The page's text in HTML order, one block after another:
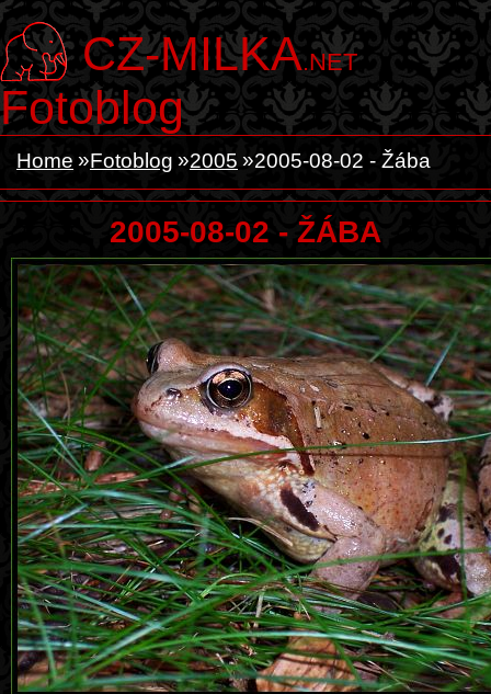
CZ-MILKA.NET
Fotoblog
Home Fotoblog 2005 2005-08-02 - Žába
2005-08-02 - ŽÁBA